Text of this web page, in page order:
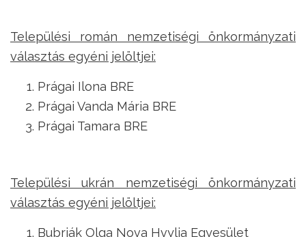
Települési román nemzetiségi önkormányzati
választás egyéni jelöltjei:
Prágai Ilona BRE
Prágai Vanda Mária BRE
Prágai Tamara BRE
Települési ukrán nemzetiségi önkormányzati
választás egyéni jelöltjei:
Bubrják Olga Nova Hvylja Egyesület